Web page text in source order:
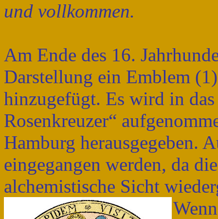
und vollkommen.
Am Ende des 16.
Darstellung ein Emblem
hinzugefügt. Es wird in
Rosenkreuzer“
Hamburg herausgegeben.
eingegangen werden, da
alchemistische Sicht